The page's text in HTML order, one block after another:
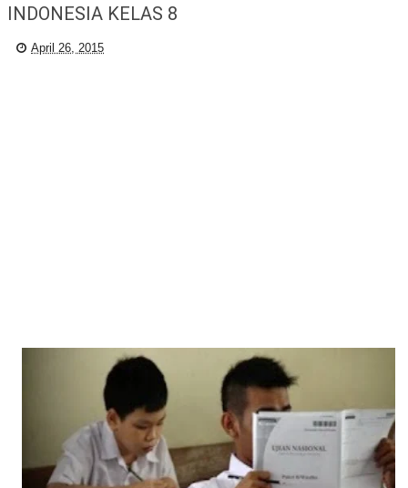
INDONESIA KELAS 8
April 26, 2015